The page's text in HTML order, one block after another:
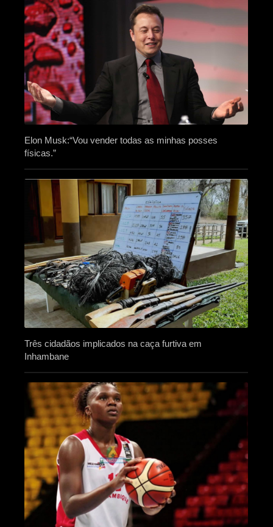
Elon Musk:“Vou vender todas as minhas posses
físicas.”
Três cidadãos implicados na caça furtiva em
Inhambane